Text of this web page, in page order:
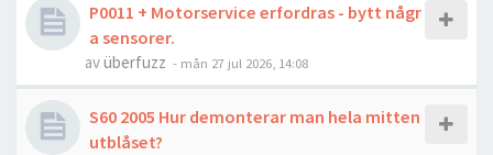
P0011 + Motorservice erfordras - bytt någr
a sensorer.
avüberfuzz - mån 27 jul 2026, 14:08
S60 2005 Hur demonterar man hela mitten
utblåset?